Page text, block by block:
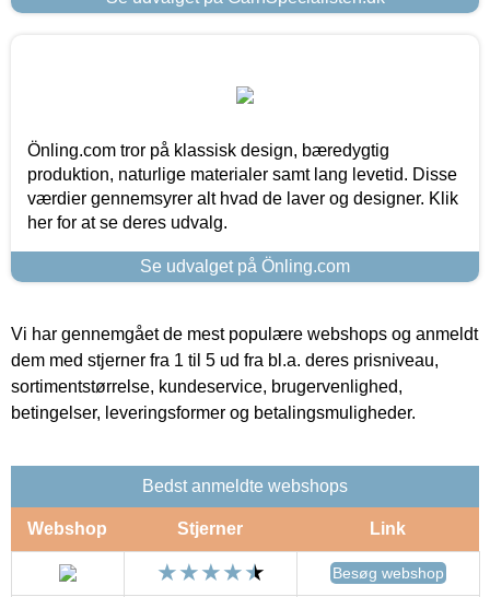
Önling.com tror på klassisk design, bæredygtig
produktion, naturlige materialer samt lang levetid. Disse
værdier gennemsyrer alt hvad de laver og designer. Klik
her for at se deres udvalg.
Se udvalget på Önling.com
Vi har gennemgået de mest populære webshops og anmeldt
dem med stjerner fra 1 til 5 ud fra bl.a. deres prisniveau,
sortimentstørrelse, kundeservice, brugervenlighed,
betingelser, leveringsformer og betalingsmuligheder.
Bedst anmeldte webshops
Webshop Stjerner Link
Besøg webshop